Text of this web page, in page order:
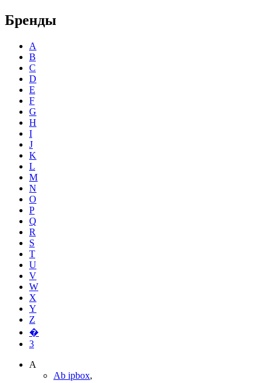
Бренды
A
B
C
D
E
F
G
H
I
J
K
L
M
N
O
P
Q
R
S
T
U
V
W
X
Y
Z
�
3
A
Ab ipbox,